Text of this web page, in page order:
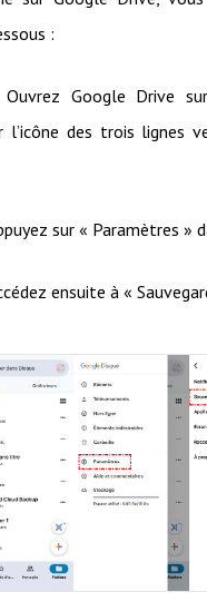
:
Ouvrez Google Drive
l’icône des trois lignes
sur « Paramètres »
ensuite à «